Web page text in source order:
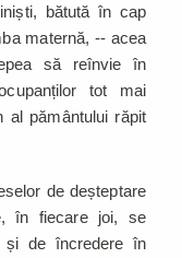
bătută în cap
maternă, -- acea
să reînvie în
tot mai
al pământului răpit
de deșteptare
în fiecare joi, se
și de încredere în